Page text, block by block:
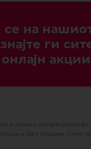
се на
ги
онлајн
е можно попрецизни во
и без грешки. Сите